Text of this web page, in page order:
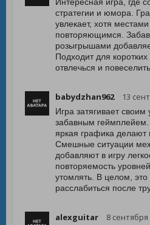
стратегии и юмора.
увлекает, хотя
повторяющимся.
розыгрышами
Подходит для
отвлечься и
babydzhan962 13
Игра затягивает
забавным
яркая графика делают
Смешные ситуации
добавляют в игру
повторяемость
утомлять. В целом,
расслабиться после
alexguitar 8 сентября